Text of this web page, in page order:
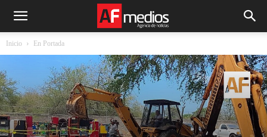
Inicio En Portada